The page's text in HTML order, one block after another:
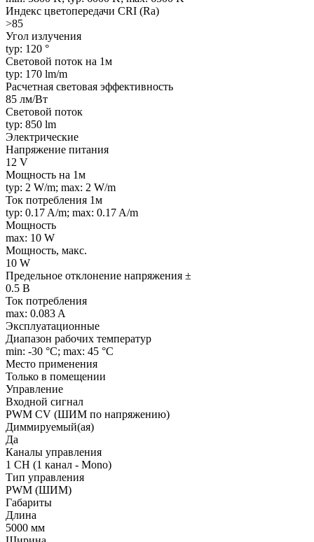
Индекс цветопередачи CRI (Ra)
>85
Угол излучения
typ: 120 °
Световой поток на 1м
typ: 170 lm/m
Расчетная световая эффективность
85 лм/Вт
Световой поток
typ: 850 lm
Электрические
Напряжение питания
12 V
Мощность на 1м
typ: 2 W/m; max: 2 W/m
Ток потребления 1м
typ: 0.17 A/m; max: 0.17 A/m
Мощность
max: 10 W
Мощность, макс.
10 W
Предельное отклонение напряжения ±
0.5 В
Ток потребления
max: 0.083 A
Эксплуатационные
Диапазон рабочих температур
min: -30 °C; max: 45 °C
Место применения
Только в помещении
Управление
Входной сигнал
PWM СV (ШИМ по напряжению)
Диммируемый(ая)
Да
Каналы управления
1 CH (1 канал - Mono)
Тип управления
PWM (ШИМ)
Габариты
Длина
5000 мм